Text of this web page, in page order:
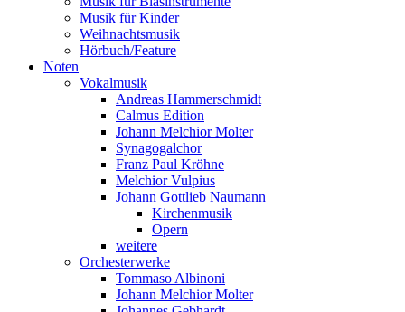
Musik für Kinder
Weihnachtsmusik
Hörbuch/Feature
Noten
Vokalmusik
Andreas Hammerschmidt
Calmus Edition
Johann Melchior Molter
Synagogalchor
Franz Paul Kröhne
Melchior Vulpius
Johann Gottlieb Naumann
Kirchenmusik
Opern
weitere
Orchesterwerke
Tommaso Albinoni
Johann Melchior Molter